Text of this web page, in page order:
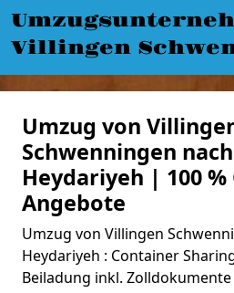
Villingen
Umzug von
Schwenningen
Heydariyeh | 100 %
Angebote
Umzug von Villingen
Heydariyeh : Container
Beiladung inkl.